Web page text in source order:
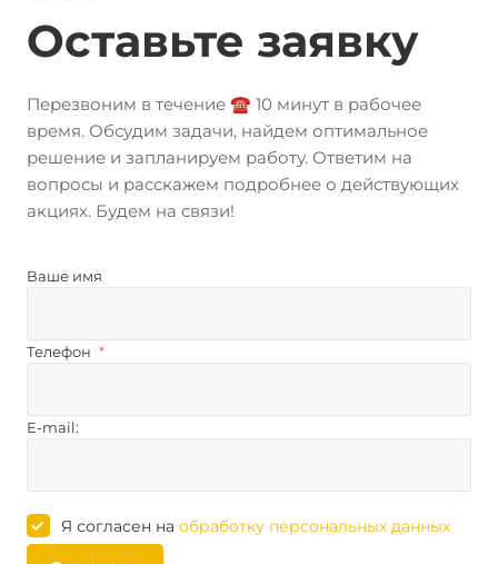
Оставьте заявку
Перезвоним в течение ☎️ 10 минут в рабочее
время. Обсудим задачи, найдем оптимальное
решение и запланируем работу. Ответим на
вопросы и расскажем подробнее о действующих
акциях. Будем на связи!
Ваше имя
Телефон *
E-mail:
Я согласен на обработку персональных данных